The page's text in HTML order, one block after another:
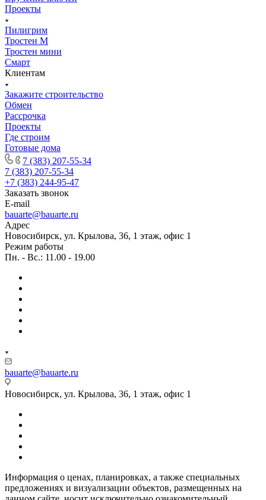
Проекты
Пилигрим
Тростен М
Тростен мини
Смарт
Клиентам
Закажите строительство
Обмен
Рассрочка
Проекты
Где строим
Готовые дома
7 (383) 207-55-34
7 (383) 207-55-34
+7 (383) 244-95-47
Заказать звонок
E-mail
bauarte@bauarte.ru
Адрес
Новосибирск, ул. Крылова, 36, 1 этаж, офис 1
Режим работы
Пн. - Вс.: 11.00 - 19.00
bauarte@bauarte.ru
Новосибирск, ул. Крылова, 36, 1 этаж, офис 1
Информация о ценах, планировках, а также специальных
предложениях и визуализации объектов, размещенных на